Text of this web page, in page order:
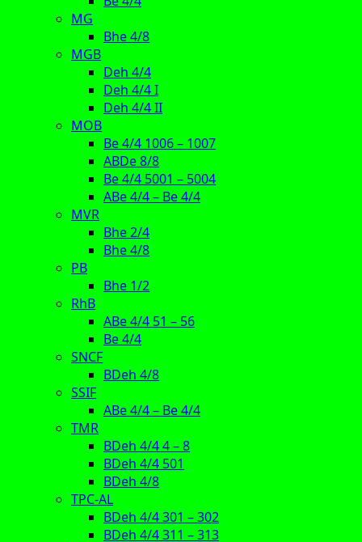
MG
Bhe 4/8
MGB
Deh 4/4
Deh 4/4 I
Deh 4/4 II
MOB
Be 4/4 1006 – 1007
ABDe 8/8
Be 4/4 5001 – 5004
ABe 4/4 – Be 4/4
MVR
Bhe 2/4
Bhe 4/8
PB
Bhe 1/2
RhB
ABe 4/4 51 – 56
Be 4/4
SNCF
BDeh 4/8
SSIF
ABe 4/4 – Be 4/4
TMR
BDeh 4/4 4 – 8
BDeh 4/4 501
BDeh 4/8
TPC-AL
BDeh 4/4 301 – 302
BDeh 4/4 311 – 313